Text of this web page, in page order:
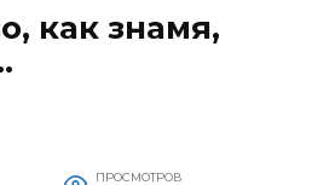
как знамя,
ПРОСМОТРОВ